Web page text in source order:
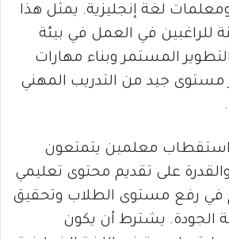
لغة إنجليزية. يمثل هذا
للراغبين في العمل في بيئة
المستمر وبناء مهارات
مستوى جيد من التدريب المهني
استقطاب معلمين يتمتعون
والقدرة على تقديم محتوى تعليمي
في رفع مستوى الطلاب وتحقيق
الجودة. يشترط أن يكون